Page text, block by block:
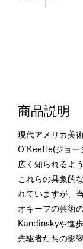
商品説明
現代アメリカ美
O’Keeffe(ジョ
広く知られるよ
これらの具象的
れていますが、
オキーフの芸術
Kandinskyや進
先駆者たちの影